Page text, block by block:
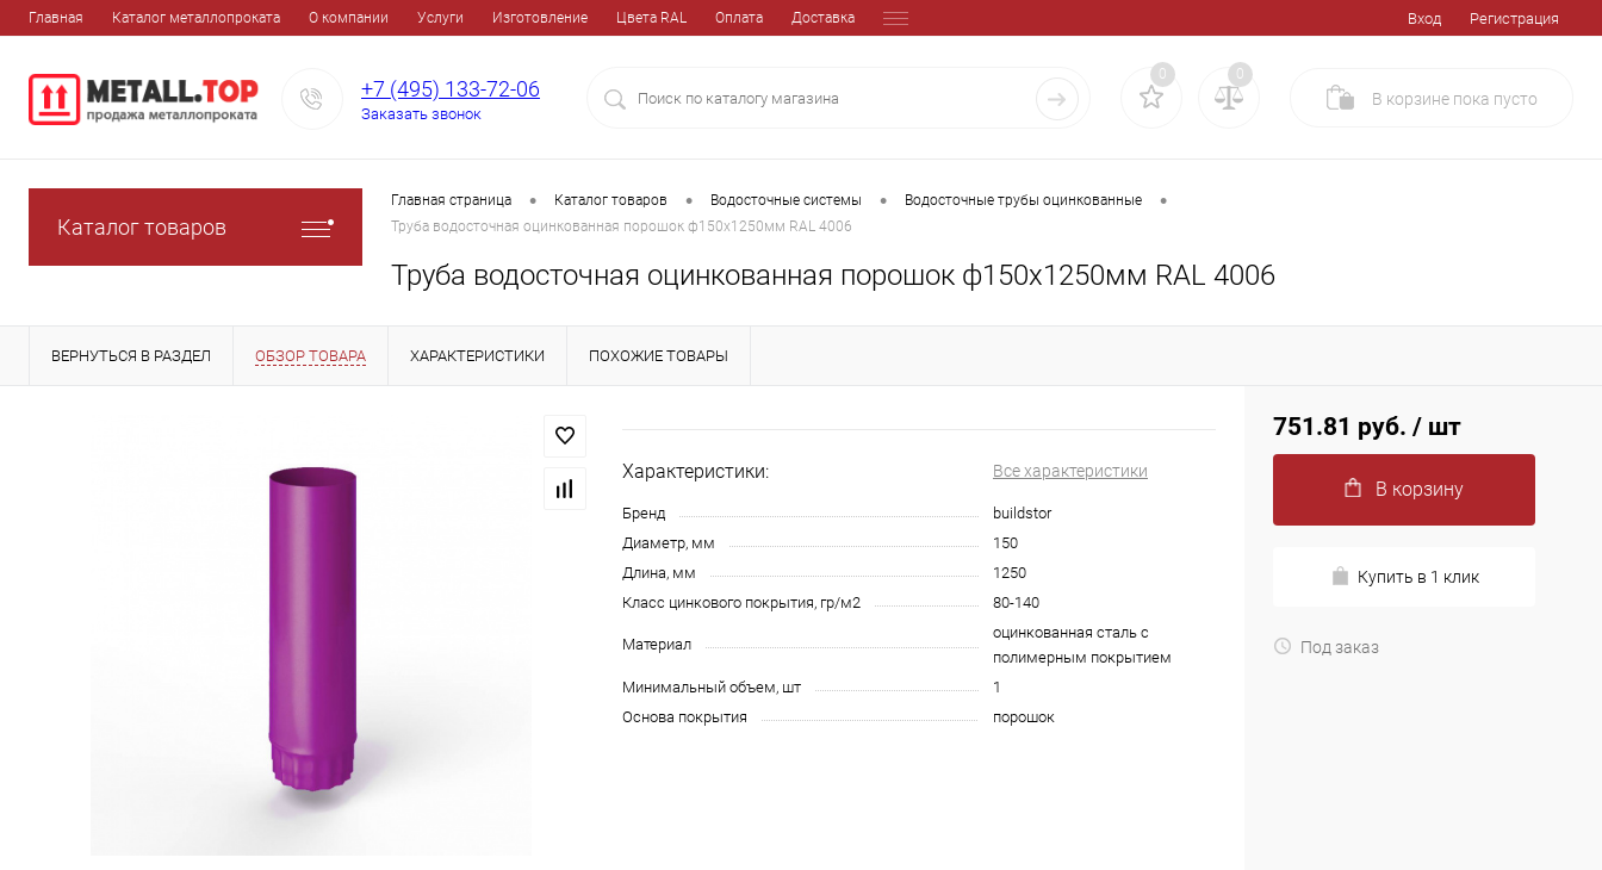
Главная Каталог металлопроката О компании Услуги Изготовление Цвета RAL Оплата Доставка Вход Регистрация
+7 (495) 133-72-06
Заказать звонок
0 0
В корзине пока пусто
Каталог товаров
Главная страница • Каталог товаров • Водосточные системы • Водосточные трубы оцинкованные •
Труба водосточная оцинкованная порошок ф150х1250мм RAL 4006
Труба водосточная оцинкованная порошок ф150х1250мм RAL 4006
ВЕРНУТЬСЯ В РАЗДЕЛ ОБЗОР ТОВАРА ХАРАКТЕРИСТИКИ ПОХОЖИЕ ТОВАРЫ
Характеристики: Все характеристики
Бренд
buildstor
Диаметр, мм
150
Длина, мм
1250
Класс цинкового покрытия, гр/м2
80-140
Материал
оцинкованная сталь с
полимерным покрытием
Минимальный объем, шт
1
Основа покрытия
порошок
751.81 руб. / шт
В корзину
Купить в 1 клик
Под заказ